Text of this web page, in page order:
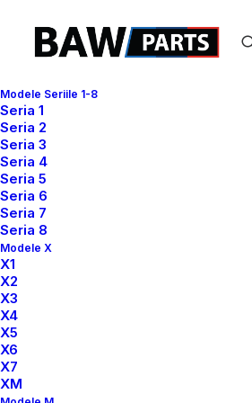
Modele Seriile 1-8
Seria 1
Seria 2
Seria 3
Seria 4
Seria 5
Seria 6
Seria 7
Seria 8
Modele X
X1
X2
X3
X4
X5
X6
X7
XM